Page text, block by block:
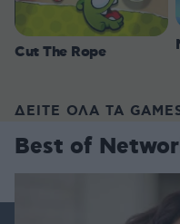
Cut The Rope
ΔΕΙΤΕ ΟΛΑ ΤΑ
Best of